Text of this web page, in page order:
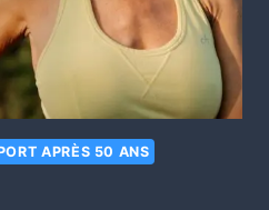
APRÈS 50 ANS